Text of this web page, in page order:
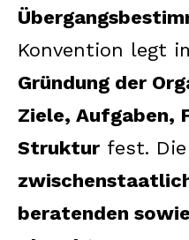
Konvention legt
Gründung der
Ziele, Aufgaben,
Struktur fest.
beratenden